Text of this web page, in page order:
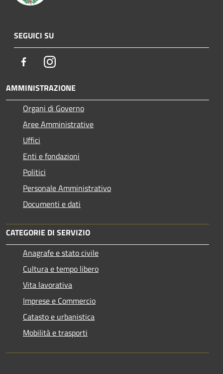
SEGUICI SU
FacebookInstagram
AMMINISTRAZIONE
Organi di Governo
Aree Amministrative
Uffici
Enti e fondazioni
Politici
Personale Amministrativo
Documenti e dati
CATEGORIE DI SERVIZIO
Anagrafe e stato civile
Cultura e tempo libero
Vita lavorativa
Imprese e Commercio
Catasto e urbanistica
Mobilità e trasporti